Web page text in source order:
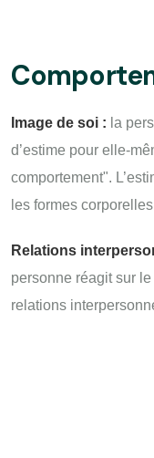
Image de soi : la
d’estime pour elle-
comportement".
les formes
Relations
personne réagit sur
relations